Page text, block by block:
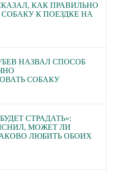
КАК ПРАВИЛЬНО
К ПОЕЗДКЕ НА
НАЗВАЛ СПОСОБ
СОБАКУ
СТРАДАТЬ»:
МОЖЕТ ЛИ
ЛЮБИТЬ ОБОИХ